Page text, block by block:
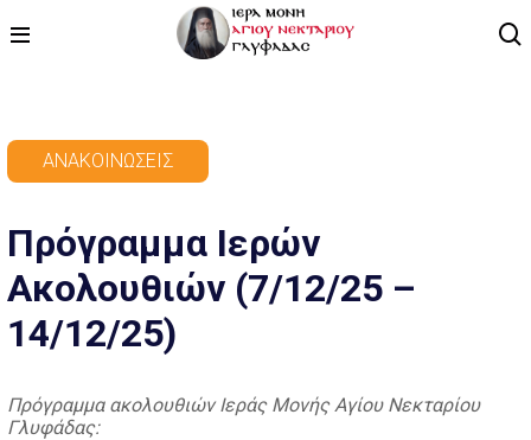
ΒΙΝΤΕΟ
ΑΡΘΡΟΓΡΑΦΙΑ
ΑΓΙΟΛΟΓΙΟ - ΒΙΟΙ ΑΓΙΩΝ
ΕΠΙΚΟΙΝΩΝΙΑ
ΑΝΑΚΟΙΝΏΣΕΙΣ
Πρόγραμμα Ιερών
Ακολουθιών (7/12/25 –
14/12/25)
Πρόγραμμα ακολουθιών Ιεράς Μονής Αγίου Νεκταρίου
Γλυφάδας: